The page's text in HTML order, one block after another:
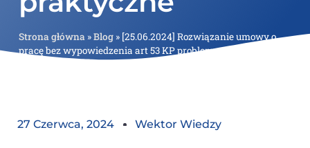
Strona główna »Blog » [25.06.2024] Rozwiązanie umowy o
pracę bez wypowiedzenia art 53 KP problemy praktyczne
27 Czerwca, 2024 Wektor Wiedzy